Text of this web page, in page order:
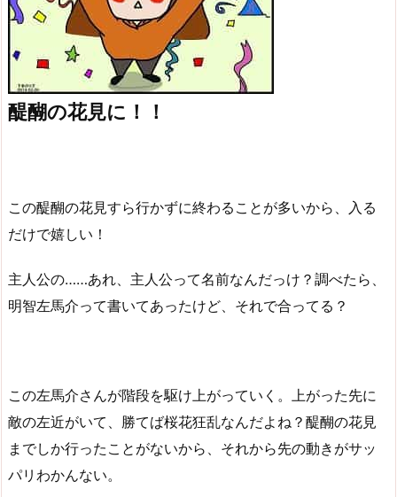
醍醐の花見に！！
この醍醐の花見すら行かずに終わることが多いから、入る
だけで嬉しい！
主人公の……あれ、主人公って名前なんだっけ？調べたら、
明智左馬介って書いてあったけど、それで合ってる？
この左馬介さんが階段を駆け上がっていく。上がった先に
敵の左近がいて、勝てば桜花狂乱なんだよね？醍醐の花見
までしか行ったことがないから、それから先の動きがサッ
パリわかんない。